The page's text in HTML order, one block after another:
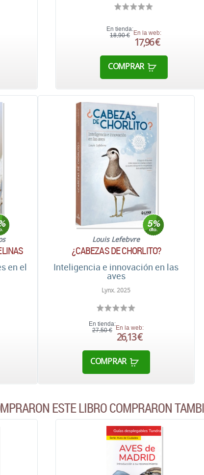
En tienda:
18,90 € En la web:
17,96 €
COMPRAR
en el
Louis Lefebvre
¿CABEZAS DE CHORLITO?
Inteligencia e innovación en las
aves
Lynx. 2025
En tienda:
27,50 € En la web:
26,13 €
COMPRAR
ESTE LIBRO COMPRARON